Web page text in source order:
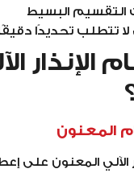
التقسيم البسيط
لا تتطلب تحديدًا
الإنذار
المعنون
الآلي المعنون على